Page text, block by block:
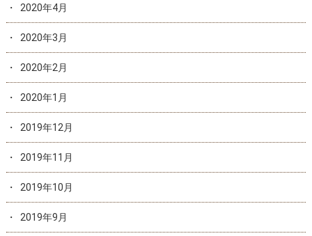
2020年4月
2020年3月
2020年2月
2020年1月
2019年12月
2019年11月
2019年10月
2019年9月